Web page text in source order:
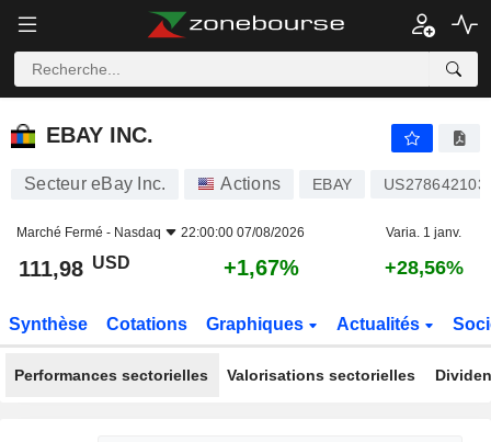
EBAY INC.
EBAY INC.
Secteur eBay Inc. Actions EBAY
Marché Fermé - Nasdaq 22:00:00 07/08/2026 Varia. 1 janv.
111,98 USD +1,67% +28,56%
Synthèse Cotations Graphiques Actualités
Performances sectorielles Valorisations sectorielles